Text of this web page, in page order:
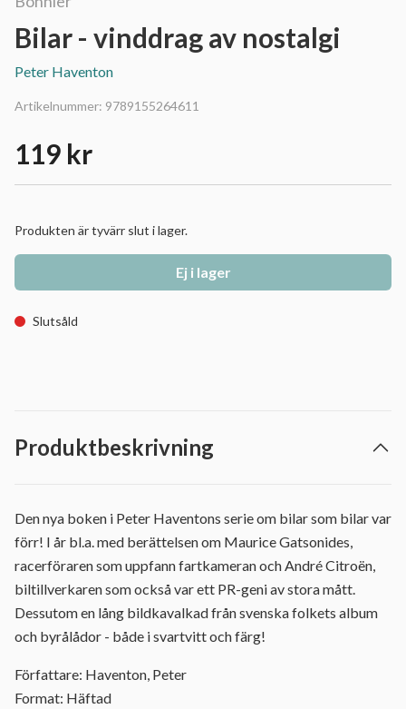
Bilar - vinddrag av nostalgi
Peter Haventon
Artikelnummer: 9789155264611
119 kr
Produkten är tyvärr slut i lager.
Ej i lager
Slutsåld
Produktbeskrivning
Den nya boken i Peter Haventons serie om bilar som bilar var
förr! I år bl.a. med berättelsen om Maurice Gatsonides,
racerföraren som uppfann fartkameran och André Citroën,
biltillverkaren som också var ett PR-geni av stora mått.
Dessutom en lång bildkavalkad från svenska folkets album
och byrålådor - både i svartvitt och färg!
Författare: Haventon, Peter
Format: Häftad